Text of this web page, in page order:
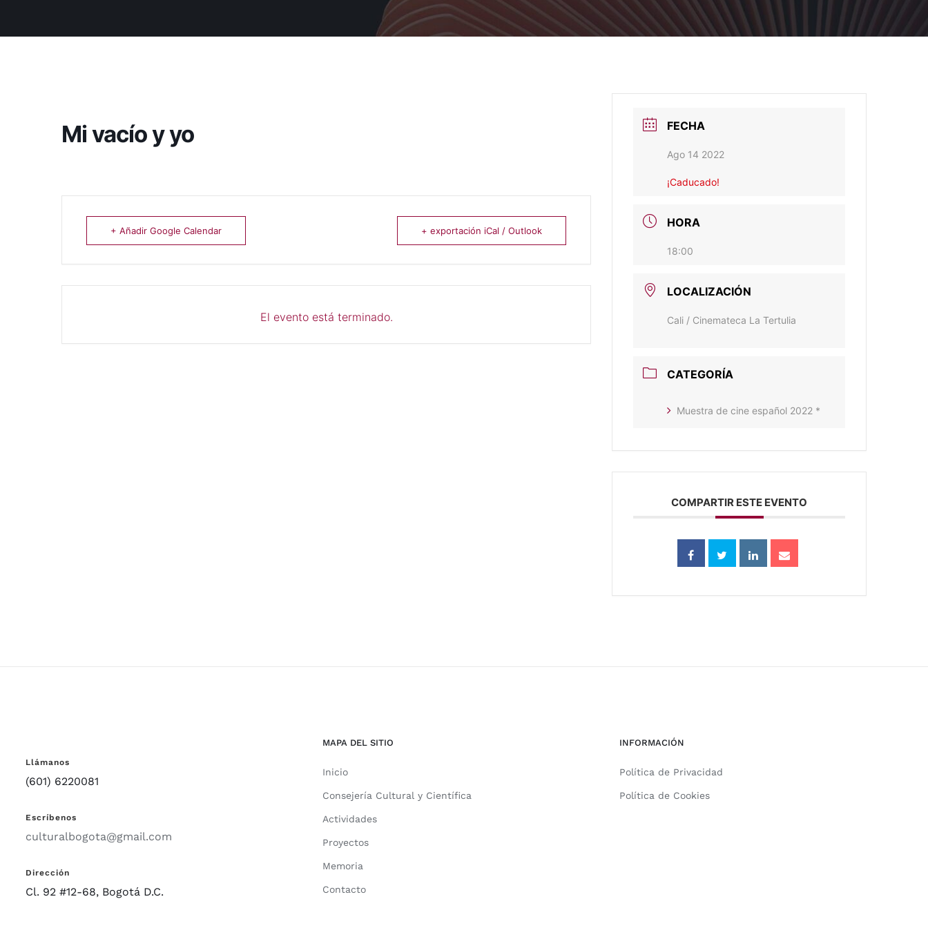
Mi vacío y yo
+ Añadir Google Calendar + exportación iCal / Outlook
El evento está terminado.
FECHA
Ago 14 2022
¡Caducado!
HORA
18:00
LOCALIZACIÓN
Cali / Cinemateca La Tertulia
CATEGORÍA
Muestra de cine español 2022 *
COMPARTIR ESTE EVENTO
Llámanos
(601) 6220081
Escríbenos
culturalbogota@gmail.com
Dirección
Cl. 92 #12-68, Bogotá D.C.
MAPA DEL SITIO
Inicio
Consejería Cultural y Científica
Actividades
Proyectos
Memoria
Contacto
INFORMACIÓN
Política de Privacidad
Política de Cookies